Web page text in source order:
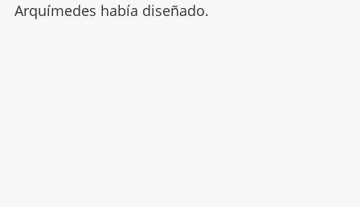
Arquímedes había diseñado.